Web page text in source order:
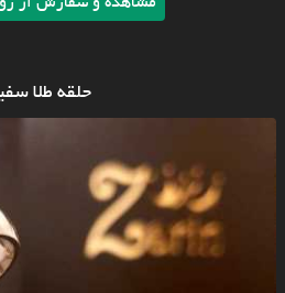
حلقه طلا